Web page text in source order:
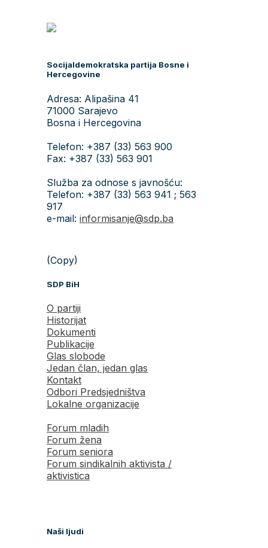
Socijaldemokratska partija Bosne i
Hercegovine
Adresa: Alipašina 41
71000 Sarajevo
Bosna i Hercegovina
Telefon: +387 (33) 563 900
Fax: +387 (33) 563 901
Služba za odnose s javnošću:
Telefon: +387 (33) 563 941 ; 563
917
e-mail: informisanje@sdp.ba
(Copy)
SDP BiH
O partiji
Historijat
Dokumenti
Publikacije
Glas slobode
Jedan član, jedan glas
Kontakt
Odbori Predsjedništva
Lokalne organizacije
Forum mladih
Forum žena
Forum seniora
Forum sindikalnih aktivista /
aktivistica
Naši ljudi